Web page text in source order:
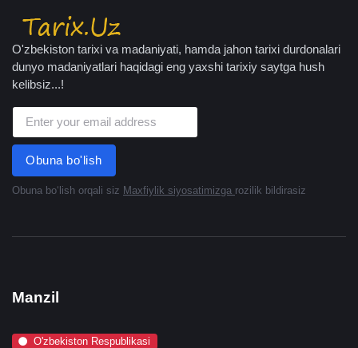
O'zbekiston tarixi va madaniyati, hamda jahon tarixi durdonalari
dunyo madaniyatlari haqidagi eng yaxshi tarixiy saytga hush
kelibsiz...!
Obuna bo'lish
Obuna boʻlish orqali siz Maxfiylik siyosatimizga rozilik bildirasiz
Manzil
O'zbekiston Respublikasi